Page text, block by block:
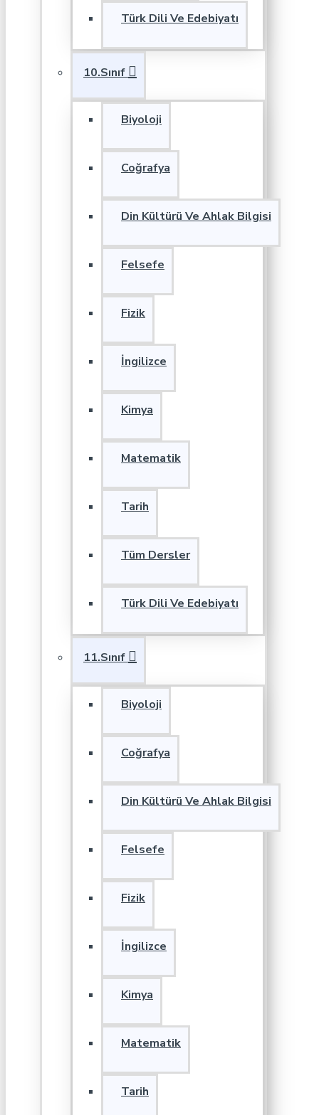
Türk Dili Ve Edebiyatı
10.Sınıf
Biyoloji
Coğrafya
Din Kültürü Ve Ahlak Bilgisi
Felsefe
Fizik
İngilizce
Kimya
Matematik
Tarih
Tüm Dersler
Türk Dili Ve Edebiyatı
11.Sınıf
Biyoloji
Coğrafya
Din Kültürü Ve Ahlak Bilgisi
Felsefe
Fizik
İngilizce
Kimya
Matematik
Tarih